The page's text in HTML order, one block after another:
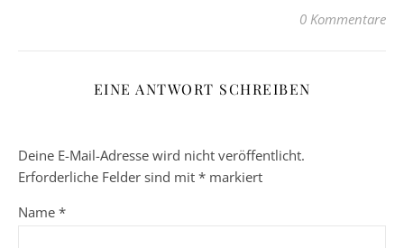
0 Kommentare
EINE ANTWORT SCHREIBEN
Deine E-Mail-Adresse wird nicht veröffentlicht.
Erforderliche Felder sind mit * markiert
Name *